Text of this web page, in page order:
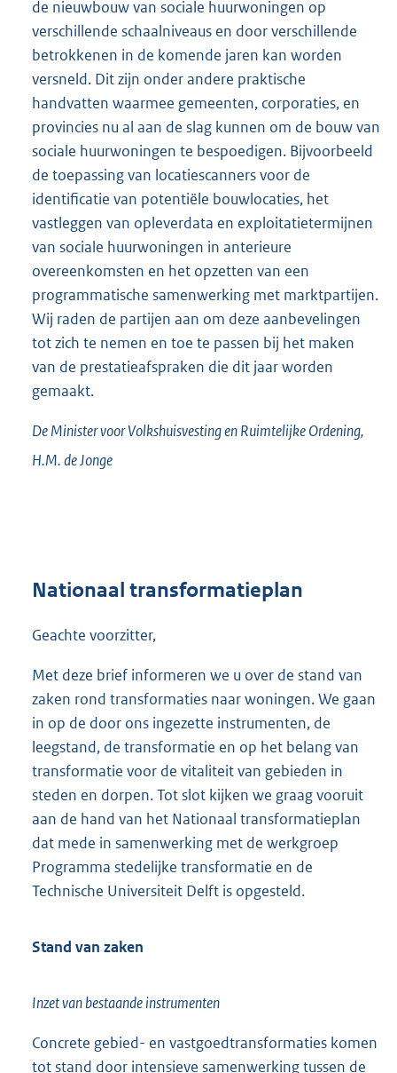
de nieuwbouw van sociale huurwoningen op
verschillende schaalniveaus en door verschillende
betrokkenen in de komende jaren kan worden
versneld. Dit zijn onder andere praktische
handvatten waarmee gemeenten, corporaties, en
provincies nu al aan de slag kunnen om de bouw van
sociale huurwoningen te bespoedigen. Bijvoorbeeld
de toepassing van locatiescanners voor de
identificatie van potentiële bouwlocaties, het
vastleggen van opleverdata en exploitatietermijnen
van sociale huurwoningen in anterieure
overeenkomsten en het opzetten van een
programmatische samenwerking met marktpartijen.
Wij raden de partijen aan om deze aanbevelingen
tot zich te nemen en toe te passen bij het maken
van de prestatieafspraken die dit jaar worden
gemaakt.
De Minister voor Volkshuisvesting en Ruimtelijke Ordening,
H.M. deJonge
Nationaal transformatieplan
Geachte voorzitter,
Met deze brief informeren we u over de stand van
zaken rond transformaties naar woningen. We gaan
in op de door ons ingezette instrumenten, de
leegstand, de transformatie en op het belang van
transformatie voor de vitaliteit van gebieden in
steden en dorpen. Tot slot kijken we graag vooruit
aan de hand van het Nationaal transformatieplan
dat mede in samenwerking met de werkgroep
Programma stedelijke transformatie en de
Technische Universiteit Delft is opgesteld.
Stand van zaken
Inzet van bestaande instrumenten
Concrete gebied- en vastgoedtransformaties komen
tot stand door intensieve samenwerking tussen de